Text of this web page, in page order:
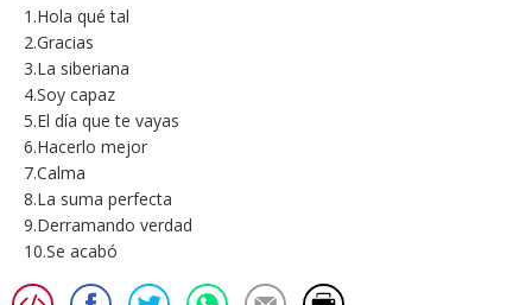
1.Hola qué tal
2.Gracias
3.La siberiana
4.Soy capaz
5.El día que te vayas
6.Hacerlo mejor
7.Calma
8.La suma perfecta
9.Derramando verdad
10.Se acabó